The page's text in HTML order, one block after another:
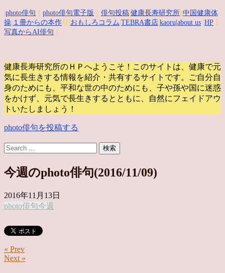
photo俳句 photo俳句電子版 俳句投稿 健康長寿研究所 中国健康体
操 １冊からの本作 り| おもしろコラム TEBRA書店 kaoru |about us HP
写真からAI俳句
健康長寿研究所のＨＰへようこそ！このサイトは、健康で元
気に長生きする情報を紹介・共有するサイトです。
ご自分自
身のためにも、平和な世の中のためにも、子や孫や国に迷惑
をかけず、元気で長生きするとともに、自然にフェイドアウ
トいたしましょう！
photo俳句を投稿する
今週のphoto俳句(2016/11/09)
2016年11月13日
photo俳句今週
« Prev
Next »